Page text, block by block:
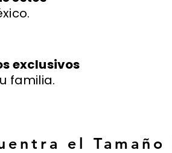
exclusivos
familia.
el